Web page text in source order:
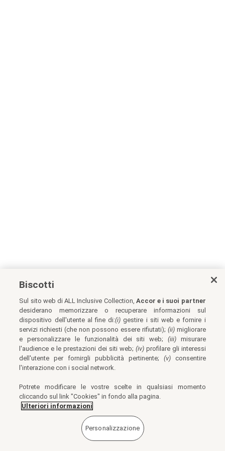
Biscotti
Sul sito web di ALL Inclusive Collection, Accor e i suoi partner
desiderano memorizzare o recuperare informazioni sul
dispositivo dell'utente al fine di:(i) gestire i siti web e fornire i
servizi richiesti (che non possono essere rifiutati); (ii)migliorare
e personalizzare le funzionalità dei siti web; (iii)misurare
l'audience e le prestazioni dei siti web; (iv)profilare gli interessi
dell'utente per fornirgli pubblicità pertinente; (v)consentire
l'interazione con i social network.
Potrete modificare le vostre scelte in qualsiasi momento
cliccando sul link "Cookies" in fondo alla pagina.
Ulteriori informazioni
Personalizzazione